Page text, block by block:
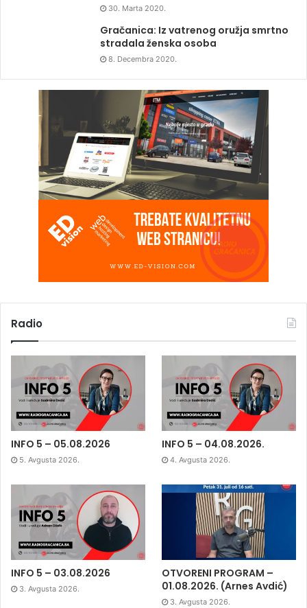
30. Marta 2020.
Gračanica: Iz vatrenog oružja smrtno
stradala ženska osoba
8. Decembra 2020.
Radio
INFO 5 – 05.08.2026
5. Avgusta 2026.
INFO 5 – 04.08.2026.
4. Avgusta 2026.
INFO 5 – 03.08.2026
3. Avgusta 2026.
OTVORENI PROGRAM –
01.08.2026. (Arnes Avdić)
3. Avgusta 2026.